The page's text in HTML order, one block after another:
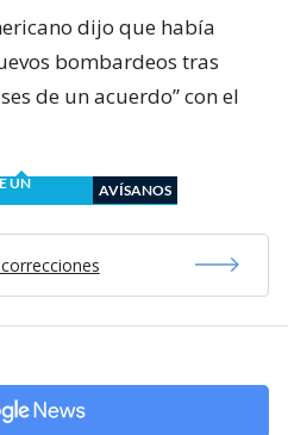
dijo que había
bombardeos tras
de un acuerdo” con el
UN
AVÍSANOS